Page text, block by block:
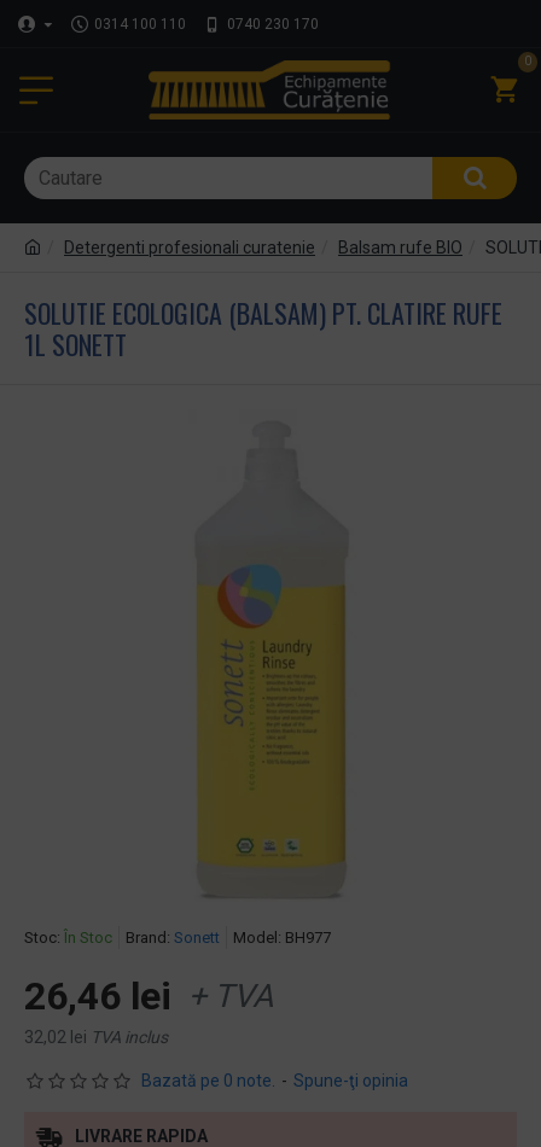
0314 100 110 0740 230 170
0
Detergenti profesionali curatenie Balsam rufe BIO
SOLUTIE ECOLOGICA (BALSAM) PT. CLATIRE RUFE
1L SONETT
Stoc: În Stoc Brand: Sonett Model: BH977
Bazată pe 0 note. - Spune-ţi opinia
26,46 lei + TVA
32,02 lei TVA inclus
LIVRARE RAPIDA